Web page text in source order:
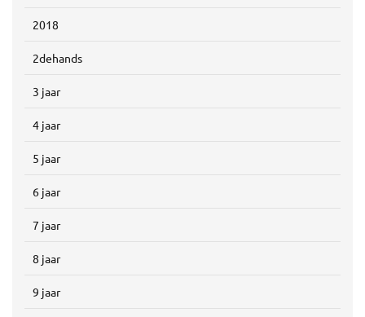
2018
2dehands
3 jaar
4 jaar
5 jaar
6 jaar
7 jaar
8 jaar
9 jaar